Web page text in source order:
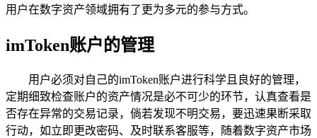
用户在数字资产领域拥有了更为多元的参与方式。
imToken账户的管理
用户必须对自己的imToken账户进行科学且良好的管理，
定期细致检查账户的资产情况是必不可少的环节，认真查看是
否存在异常的交易记录，倘若发现不明交易，要迅速果断采取
行动，如立即更改密码、及时联系客服等，随着数字资产市场